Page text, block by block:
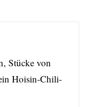
Stücke von
Hoisin-Chili-